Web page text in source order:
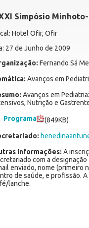
Simpósio
Hotel Ofir, Ofir
27 de Junho de 2009
Fernando Sá
Avanços em
Avanços em
Nutrição e
Programa
(849KB)
Informações: A
com a
enviado, nome (primeiro
de saúde, e profissão.
lanche.